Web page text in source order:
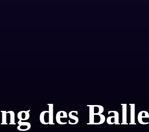
des